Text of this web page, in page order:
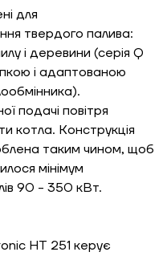
для
твердого палива:
і деревини (серія Q
і адаптованою
подачі повітря
котла. Конструкція
таким чином, щоб
мінімум
90 - 350 кВт.
HT 251 керує